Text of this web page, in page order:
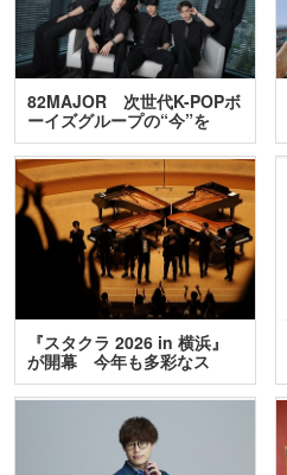
82MAJOR 次世代K-POPボ
ーイズグループの“今”を
訊…
『スタクラ 2026 in 横浜』
が開幕 今年も多彩なス
テ…